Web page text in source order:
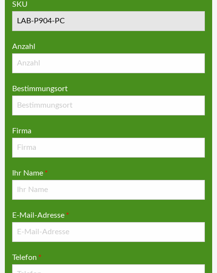
SKU
Anzahl
Bestimmungsort
Firma
Ihr Name *
E-Mail-Adresse *
Telefon *